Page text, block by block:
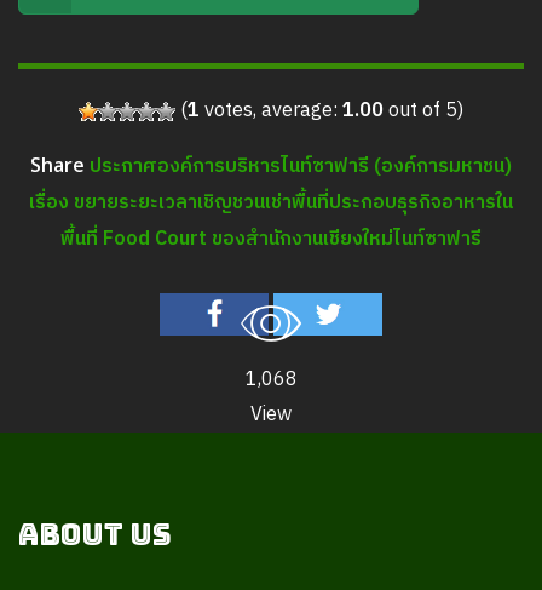
(1votes, average:1.00out of 5)
Share ประกาศองค์การบริหารไนท์ซาฟารี (องค์การมหาชน)
เรื่อง ขยายระยะเวลาเชิญชวนเช่าพื้นที่ประกอบธุรกิจอาหารใน
พื้นที่ Food Court ของสำนักงานเชียงใหม่ไนท์ซาฟารี
1,068
View
About Us